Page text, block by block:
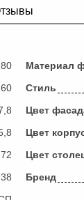
60
72
38
Материал
Стиль
Цвет
Цвет
Цвет
Бренд